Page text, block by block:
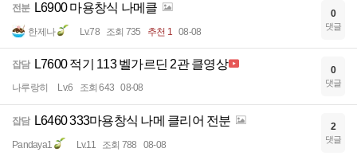
전분 L6900 마용창식 나메클
한제나 Lv.78 조회 735 추천 1 08-08
0
댓글
잡담 L7600 적기 113 벨가르딘 2관 클영상
나루랑히 Lv.6 조회 643 08-08
0
댓글
잡담 L6460 333마용창식 나메 클리어 전분
Pandaya1 Lv.11 조회 788 08-08
2
댓글